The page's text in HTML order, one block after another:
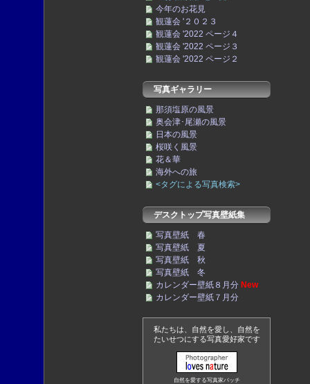
今年のお花見
観蓮会 '２０２３
観蓮会 '2022 ページ４
観蓮会 '2022 ページ３
観蓮会 '2022 ページ２
写真ギャラリー
那須塩原の風景
奥会津･尾瀬の風景
日本の風景
桜咲く風景
花＆華
海外への旅
<タグによる写真検索>
デスクトップ写真壁紙集
写真壁紙 春
写真壁紙 夏
写真壁紙 秋
写真壁紙 冬
カレンダー壁紙８月分 New
カレンダー壁紙７月分
私たちは、自然を愛し、自然を
たいせつにする写真愛好家です
自然を愛する写真家バッチ